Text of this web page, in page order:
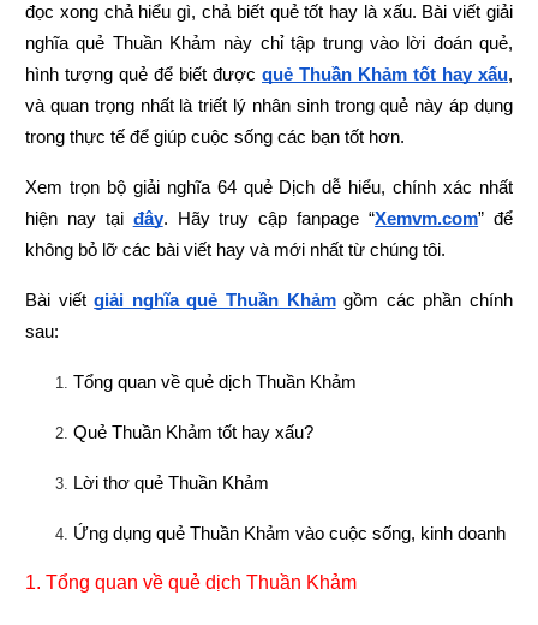
đọc xong chả hiểu gì, chả biết quẻ tốt hay là xấu. Bài viết giải
nghĩa quẻ Thuần Khảm này chỉ tập trung vào lời đoán quẻ,
hình tượng quẻ để biết được quẻ Thuần Khảm tốt hay xấu,
và quan trọng nhất là triết lý nhân sinh trong quẻ này áp dụng
trong thực tế để giúp cuộc sống các bạn tốt hơn.
Xem trọn bộ giải nghĩa 64 quẻ Dịch dễ hiểu, chính xác nhất
hiện nay tại đây. Hãy truy cập fanpage “Xemvm.com” để
không bỏ lỡ các bài viết hay và mới nhất từ chúng tôi.
Bài viết giải nghĩa quẻ Thuần Khảm gồm các phần chính
sau:
Tổng quan về quẻ dịch Thuần Khảm
Quẻ Thuần Khảm tốt hay xấu?
Lời thơ quẻ Thuần Khảm
Ứng dụng quẻ Thuần Khảm vào cuộc sống, kinh doanh
1. Tổng quan về quẻ dịch Thuần Khảm